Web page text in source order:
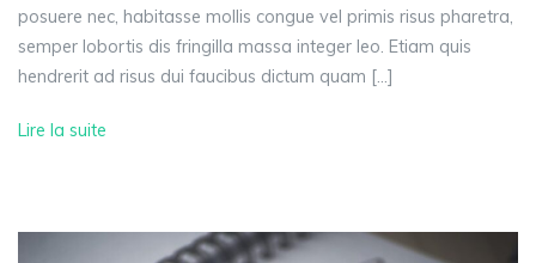
posuere nec, habitasse mollis congue vel primis risus pharetra,
semper lobortis dis fringilla massa integer leo. Etiam quis
hendrerit ad risus dui faucibus dictum quam […]
Lire la suite